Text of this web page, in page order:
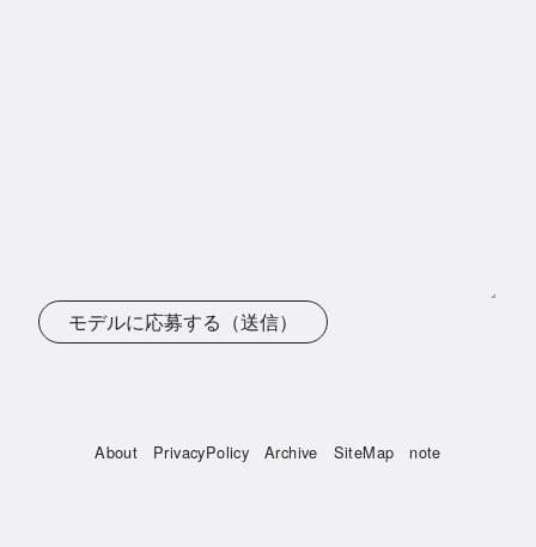
モデルに応募する（送信）
About PrivacyPolicy Archive SiteMap note